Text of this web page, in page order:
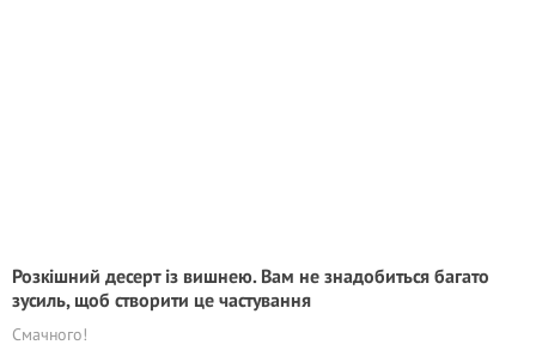
Розкішний десерт із вишнею. Вам не знадобиться багато
зусиль, щоб створити це частування
Смачного!